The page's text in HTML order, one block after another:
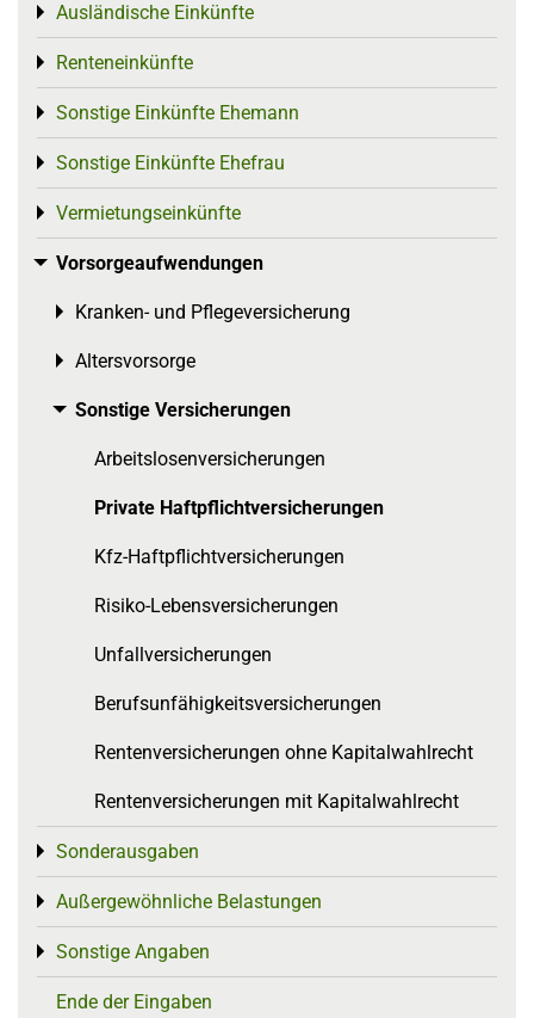
Ausländische Einkünfte
Toggle menu
Renteneinkünfte
Toggle menu
Sonstige Einkünfte Ehemann
Toggle menu
Sonstige Einkünfte Ehefrau
Toggle menu
Vermietungseinkünfte
Toggle menu
Vorsorgeaufwendungen
Toggle menu
Kranken- und Pflegeversicherung
Toggle menu
Altersvorsorge
Toggle menu
Sonstige Versicherungen
Toggle menu
Arbeitslosenversicherungen
Private Haftpflichtversicherungen
Kfz-Haftpflichtversicherungen
Risiko-Lebensversicherungen
Unfallversicherungen
Berufsunfähigkeitsversicherungen
Rentenversicherungen ohne Kapitalwahlrecht
Rentenversicherungen mit Kapitalwahlrecht
Sonderausgaben
Toggle menu
Außergewöhnliche Belastungen
Toggle menu
Sonstige Angaben
Toggle menu
Ende der Eingaben